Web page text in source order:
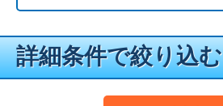
詳細条件で絞り込む